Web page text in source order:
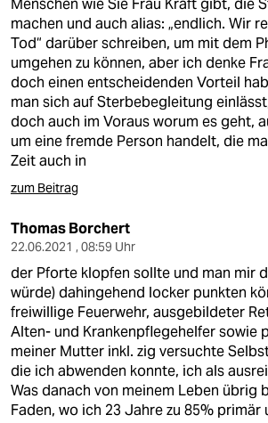
Menschen wie Sie Frau Kraft gibt, die
machen und auch alias: „endlich. Wir
Tod“ darüber schreiben, um mit dem
umgehen zu können, aber ich denke
doch einen entscheidenden Vorteil
man sich auf Sterbebegleitung
doch auch im Voraus worum es geht,
um eine fremde Person handelt, die
Zeit auch in
zum Beitrag
Thomas Borchert
22.06.2021 , 08:59 Uhr
der Pforte klopfen sollte und man mir
würde) dahingehend locker punkten
freiwillige Feuerwehr, ausgebildeter
Alten- und Krankenpflegehelfer sowie
meiner Mutter inkl. zig versuchte
die ich abwenden konnte, ich als
Was danach von meinem Leben übrig
Faden, wo ich 23 Jahre zu 85% primär